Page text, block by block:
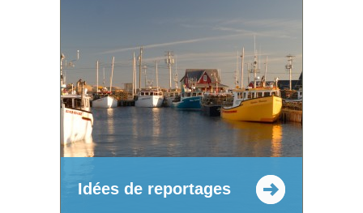
Idées de reportages